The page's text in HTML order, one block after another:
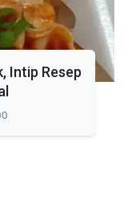
Intip Resep